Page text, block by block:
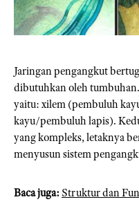
Jaringan pengangkut
dibutuhkan oleh
yaitu: xilem (pembuluh
kayu/pembuluh lapis).
yang kompleks, letaknya
menyusun sistem
Baca juga: Struktur dan